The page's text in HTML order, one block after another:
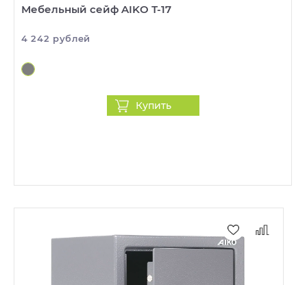
Мебельный сейф AIKO Т-17
4 242 рублей
Купить